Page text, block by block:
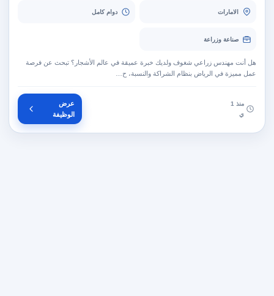
الامارات دوام كامل
صناعة وزراعة
هل أنت مهندس زراعي شغوف ولديك خبرة عميقة في عالم الأشجار؟ تبحث عن فرصة
عمل مميزة في الرياض بنظام الشراكة والنسبة، ح…
منذ 1
ي
عرض
الوظيفة